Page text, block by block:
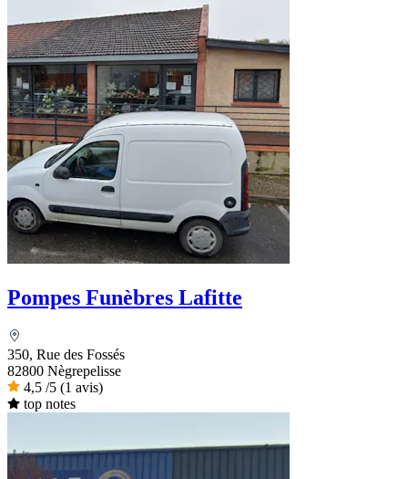
Pompes Funèbres Lafitte
350, Rue des Fossés
82800 Nègrepelisse
4,5 /5 (1 avis)
top notes